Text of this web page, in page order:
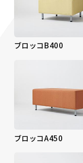
ブロッコB400
ブロッコA450